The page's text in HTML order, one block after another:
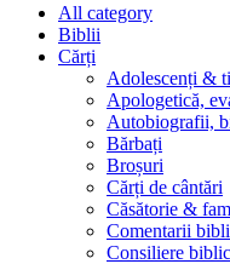
All category
Biblii
Cărți
Adolescenți &
Apologetică,
Autobiografii,
Bărbați
Broșuri
Cărți de cântări
Căsătorie &
Comentarii
Consiliere